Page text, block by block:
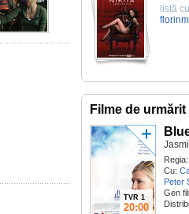
listă
Filme de urmărit
TVR 1
20:00
Regia:
Cu:
Peter
Gen